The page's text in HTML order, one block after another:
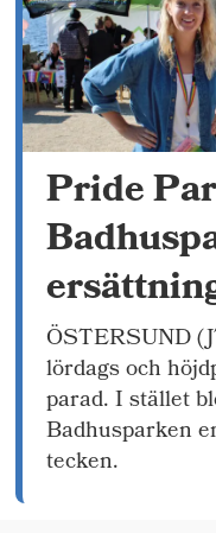
Pride
ÖSTERSUND
lördags och
parad. I stället
Badhusparken
tecken.